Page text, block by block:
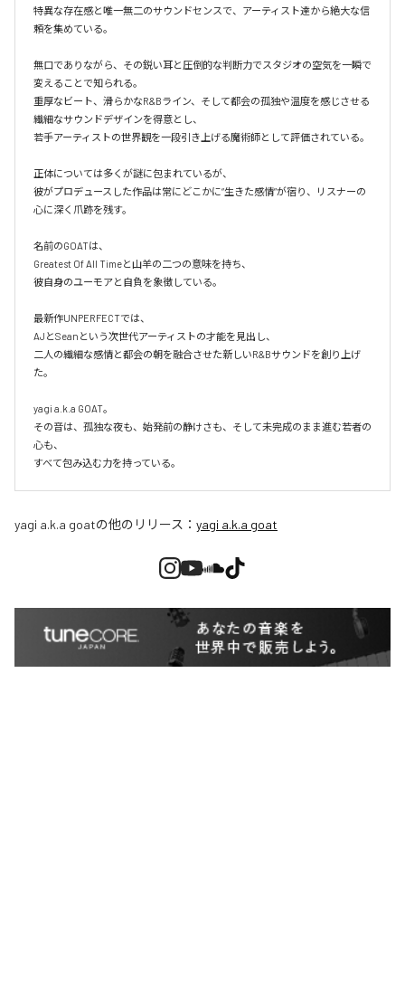
特異な存在感と唯一無二のサウンドセンスで、アーティスト達から絶大な信
頼を集めている。
無口でありながら、その鋭い耳と圧倒的な判断力でスタジオの空気を一瞬で
変えることで知られる。
重厚なビート、滑らかなR&Bライン、そして都会の孤独や温度を感じさせる
繊細なサウンドデザインを得意とし、
若手アーティストの世界観を一段引き上げる魔術師として評価されている。
正体については多くが謎に包まれているが、
彼がプロデュースした作品は常にどこかに“生きた感情”が宿り、リスナーの
心に深く爪跡を残す。
名前のGOATは、
Greatest Of All Timeと山羊の二つの意味を持ち、
彼自身のユーモアと自負を象徴している。
最新作UNPERFECTでは、
AJとSeanという次世代アーティストの才能を見出し、
二人の繊細な感情と都会の朝を融合させた新しいR&Bサウンドを創り上げ
た。
yagi a.k.a GOAT。
その音は、孤独な夜も、始発前の静けさも、そして未完成のまま進む若者の
心も、
すべて包み込む力を持っている。
yagi a.k.a goatの他のリリース： yagi a.k.a goat